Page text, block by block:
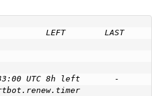
LEFT        LAST
UTC 8h left       -